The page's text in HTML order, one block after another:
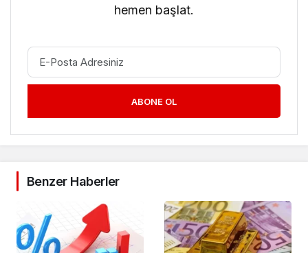
hemen başlat.
ABONE OL
Benzer Haberler